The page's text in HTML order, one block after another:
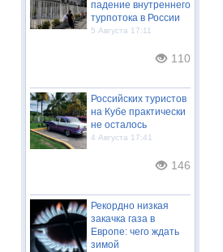
падение внутреннего
турпотока в России
5 Августа 17:11
110
Российских туристов
на Кубе практически
не осталось
4 Августа 17:41
146
Рекордно низкая
закачка газа в
Европе: чего ждать
зимой